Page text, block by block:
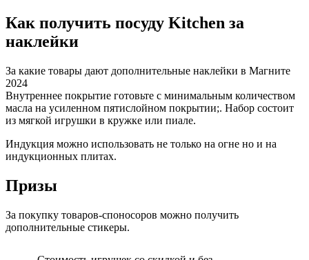
Как получить посуду Kitchen за
наклейки
За какие товары дают дополнительные наклейки в Магните
2024
Внутреннее покрытие готовьте с минимальным количеством
масла на усиленном пятислойном покрытии;. Набор состоит
из мягкой игрушки в кружке или пиале.
Индукция можно использовать не только на огне но и на
индукционных плитах.
Призы
За покупку товаров-споносоров можно получить
дополнительные стикеры.